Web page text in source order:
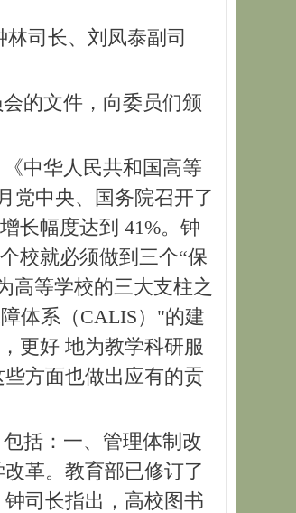
司长、刘凤泰副司
的文件，向委员们颁
中华人民共和国高等
党中央、国务院召开了
长幅度达到 41%。钟
校就必须做到三个“保
高等学校的三大支柱之
体系（CALIS）"的建
更好 地为教学科研服
方面也做出应有的贡
括：一、管理体制改
革。教育部已修订了
司长指出，高校图书